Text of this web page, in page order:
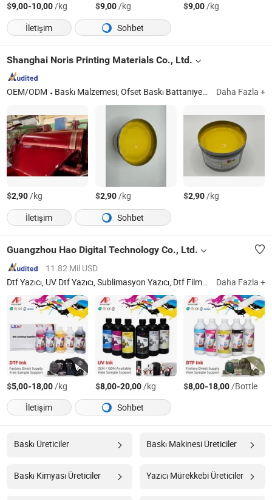
$9,00-10,00/kg $9,00/kg $9,00/kg
İletişim
Sohbet
Shanghai Noris Printing Materials Co., Ltd.
OEM/ODM Baskı Malzemesi, Ofset Baskı Battaniyesi Shanghai
Daha Fazla +
$2,90/kg $2,90/kg $2,90/kg
İletişim
Sohbet
Guangzhou Hao Digital Technology Co., Ltd.
11.82 Mil USD
Dtf Yazıcı, UV Dtf Yazıcı, Sublimasyon Yazıcı, Dtf Filmi, Dtf Mürekkep, UV Dtf Mürekkep ve Film, Sublimasyon Mürekkebi, Isı Transfer Kağıdı, Tişört Yazıcı, Doğrudan Filme Makinesi
Daha Fazla +
$5,00-18,00/kg $8,00-20,00/kg $8,00-18,00/Bottle
İletişim
Sohbet
Baskı Üreticiler Baskı Makinesi Üreticiler
Baskı Kimyası Üreticiler Yazıcı Mürekkebi Üreticiler